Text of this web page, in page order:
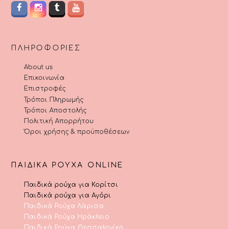
ΠΛΗΡΟΦΟΡΊΕΣ
About us
Επικοινωνία
Επιστροφές
Τρόποι Πληρωμής
Τρόποι Αποστολής
Πολιτική Απορρήτου
Όροι χρήσης & προϋποθέσεων
ΠΑΙΔΙΚΆ ΡΟΎΧΑ ONLINE
Παιδικά ρούχα για Κορίτσι
Παιδικά ρούχα για Αγόρι
Παιδικά Ρούχα Λάρισα
Παιδικά Ρούχα Ηράκλειο